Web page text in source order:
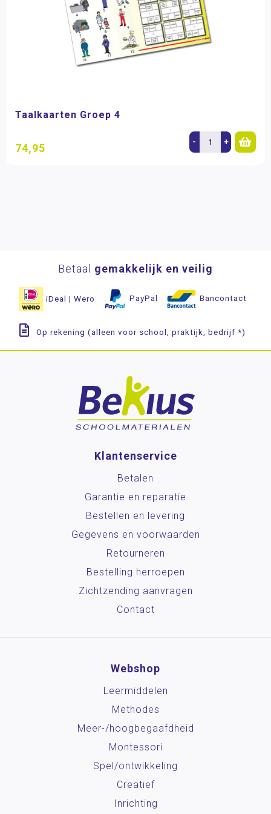
Taalkaarten Groep 4
74,95 - +
Betaal gemakkelijk en veilig
iDeal | Wero PayPal Bancontact
Op rekening (alleen voor school, praktijk, bedrijf *)
Klantenservice
Betalen
Garantie en reparatie
Bestellen en levering
Gegevens en voorwaarden
Retourneren
Bestelling herroepen
Zichtzending aanvragen
Contact
Webshop
Leermiddelen
Methodes
Meer-/hoog­begaafdheid
Montessori
Spel/ontwikkeling
Creatief
Inrichting